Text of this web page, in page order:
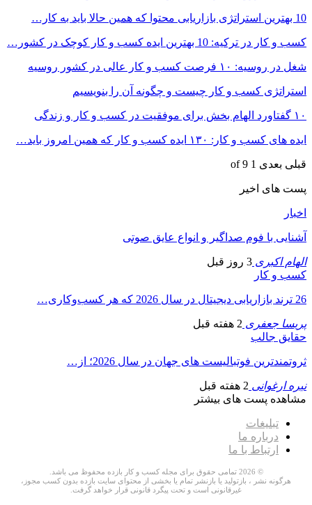
10 بهترین استراتژی بازاریابی محتوا که همین حالا باید به کار…
کسب و کار در ترکیه: 10 بهترین ایده‌ کسب و کار کوچک در کشور…
شغل در روسیه: ۱۰ فرصت کسب و کار عالی در کشور روسیه
استراتژی کسب و کار چیست و چگونه آن را بنویسیم
۱۰ گفتاورد الهام بخش برای موفقیت در کسب و کار و زندگی
ایده های کسب و کار: ۱۳۰ ایده کسب و کار که همین امروز باید…
قبلی بعدی 1 of 9
پست های اخیر
اخبار
آشنایی با فوم صداگیر و انواع عایق صوتی
الهام اکبری 3 روز قبل
کسب و کار
26 ترند بازاریابی دیجیتال در سال 2026 که هر کسب‌وکاری…
پریسا جعفری 2 هفته قبل
حقایق جالب
ثروتمندترین فوتبالیست های جهان در سال 2026؛ از…
نیره ارغوانی 2 هفته قبل
مشاهده پست های بیشتر
تبلیغات
درباره ما
ارتباط با ما
© 2026 تمامی حقوق برای مجله کسب و کار بازده محفوظ می باشد.
هرگونه نشر ، بازتولید یا بازنشر تمام یا بخشی از محتوای سایت بازده بدون کسب مجوز،
غیرقانونی است و تحت پیگرد قانونی قرار خواهد گرفت.